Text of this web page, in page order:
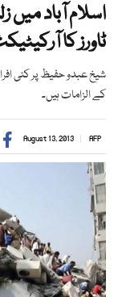
اسلام آباد میں
ٹاورز کا
شیخ عبدو حفیظ پر کئی
کے الزامات ہیں۔
AFP
August 13, 2013